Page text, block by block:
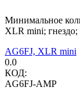
Минимальное
XLR mini;
AG6FJ, XLR mini
0.0
КОД:
AG6FJ-AMP